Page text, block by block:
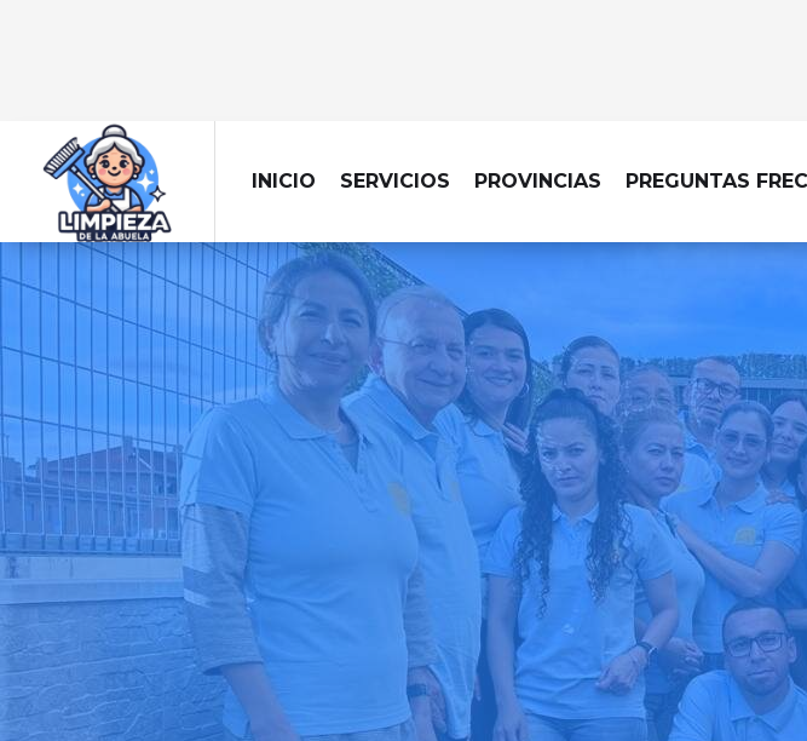
INICIO SERVICIOS PROVINCIAS PREGUNTAS
EMPRESA DE LIMPIEZA EN
Llevamos la limpieza
centrarte en lo
Pide tu presupuesto gratis
Más de 1000 clientes